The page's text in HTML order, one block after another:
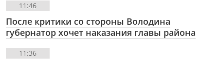
11:46
После критики со стороны Володина
губернатор хочет наказания главы района
11:36